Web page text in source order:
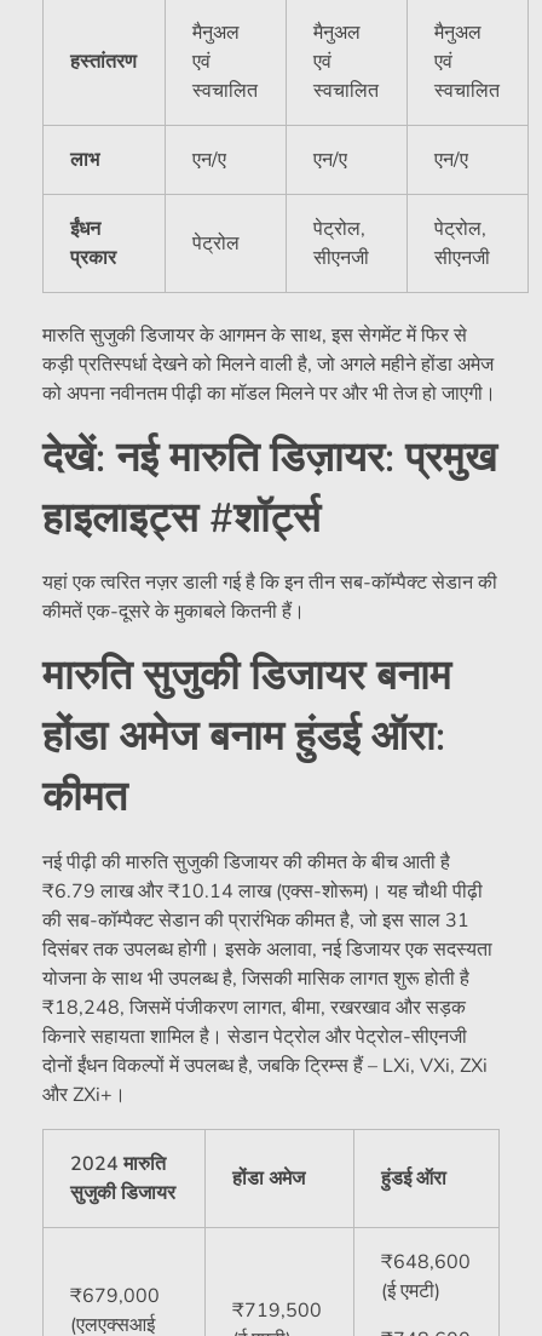
हस्तांतरण
मैनुअल
एवं
स्वचालित
मैनुअल
एवं
स्वचालित
मैनुअल
एवं
स्वचालित
लाभ एन/ए एन/ए एन/ए
ईंधन
प्रकार
पेट्रोल
पेट्रोल,
सीएनजी
पेट्रोल,
सीएनजी
मारुति सुजुकी डिजायर के आगमन के साथ, इस सेगमेंट में फिर से
कड़ी प्रतिस्पर्धा देखने को मिलने वाली है, जो अगले महीने होंडा अमेज
को अपना नवीनतम पीढ़ी का मॉडल मिलने पर और भी तेज हो जाएगी।
देखें: नई मारुति डिज़ायर: प्रमुख
हाइलाइट्स #शॉर्ट्स
यहां एक त्वरित नज़र डाली गई है कि इन तीन सब-कॉम्पैक्ट सेडान की
कीमतें एक-दूसरे के मुकाबले कितनी हैं।
मारुति सुजुकी डिजायर बनाम
होंडा अमेज बनाम हुंडई ऑरा:
कीमत
नई पीढ़ी की मारुति सुजुकी डिजायर की कीमत के बीच आती है
₹6.79 लाख और₹10.14 लाख (एक्स-शोरूम)। यह चौथी पीढ़ी
की सब-कॉम्पैक्ट सेडान की प्रारंभिक कीमत है, जो इस साल 31
दिसंबर तक उपलब्ध होगी। इसके अलावा, नई डिजायर एक सदस्यता
योजना के साथ भी उपलब्ध है, जिसकी मासिक लागत शुरू होती है
₹18,248, जिसमें पंजीकरण लागत, बीमा, रखरखाव और सड़क
किनारे सहायता शामिल है। सेडान पेट्रोल और पेट्रोल-सीएनजी
दोनों ईंधन विकल्पों में उपलब्ध है, जबकि ट्रिम्स हैं – LXi, VXi, ZXi
और ZXi+।
2024 मारुति
सुजुकी डिजायर
होंडा अमेज हुंडई ऑरा
₹679,000
(एलएक्सआई
₹719,500
₹648,600
(ई एमटी)